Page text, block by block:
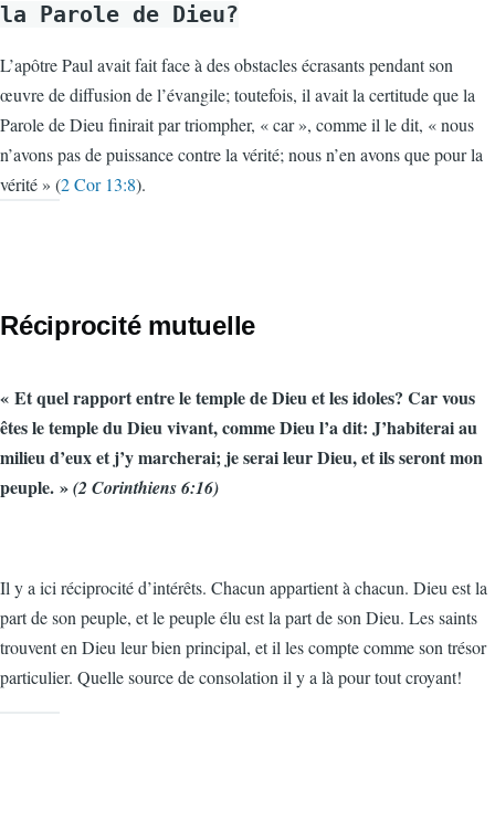
la Parole de Dieu?
L’apôtre Paul avait fait face à des obstacles écrasants pendant son
œuvre de diffusion de l’évangile; toutefois, il avait la certitude que la
Parole de Dieu finirait par triompher, « car », comme il le dit, « nous
n’avons pas de puissance contre la vérité; nous n’en avons que pour la
vérité » (2 Cor 13:8).
Réciprocité mutuelle
« Et quel rapport entre le temple de Dieu et les idoles? Car vous
êtes le temple du Dieu vivant, comme Dieu l’a dit: J’habiterai au
milieu d’eux et j’y marcherai; je serai leur Dieu, et ils seront mon
peuple. »(2 Corinthiens 6:16)
Il y a ici réciprocité d’intérêts. Chacun appartient à chacun. Dieu est la
part de son peuple, et le peuple élu est la part de son Dieu. Les saints
trouvent en Dieu leur bien principal, et il les compte comme son trésor
particulier. Quelle source de consolation il y a là pour tout croyant!